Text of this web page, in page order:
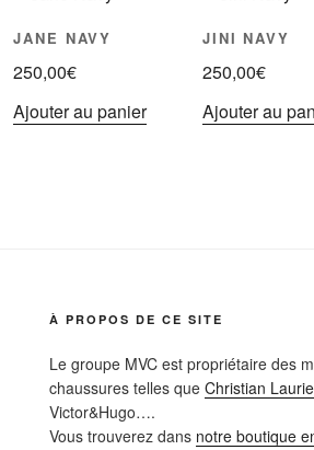
JANE NAVY
250,00€
Ajouter au panier
JINI NAVY
250,00€
Ajouter au
À PROPOS DE CE SITE
Le groupe MVC est propriétaire des
chaussures telles que Christian
Victor&Hugo….
Vous trouverez dans notre boutique